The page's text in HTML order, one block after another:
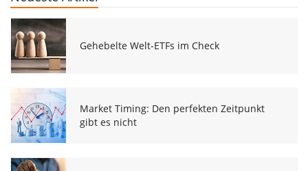
Gehebelte Welt-ETFs im Check
Market Timing: Den perfekten Zeitpunkt
gibt es nicht